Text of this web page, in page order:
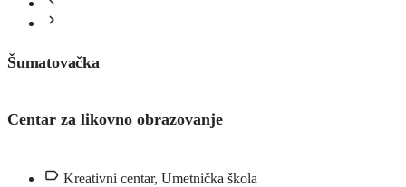
Šumatovačka
Centar za likovno obrazovanje
Kreativni centar, Umetnička škola